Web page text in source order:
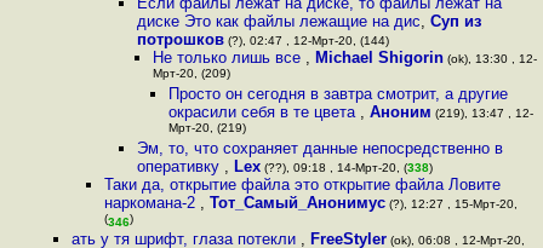
диске Это как файлы лежащие на дис, Суп из
потрошков(?), 02:47 , 12-Мрт-20, (144)
Не только лишь все , Michael Shigorin(ok), 13:30 , 12-
Мрт-20, (209)
Просто он сегодня в завтра смотрит, а другие
окрасили себя в те цвета ,Аноним (219), 13:47 , 12-
Мрт-20, (219)
Эм, то, что сохраняет данные непосредственно в
оперативку , Lex(??), 09:18 , 14-Мрт-20, (338)
Таки да, открытие файла это открытие файла Ловите
наркомана-2 , Тот_Самый_Анонимус(?), 12:27 , 15-Мрт-20,
(346)
ать у тя шрифт, глаза потекли , FreeStyler (ok), 06:08 , 12-Мрт-20,